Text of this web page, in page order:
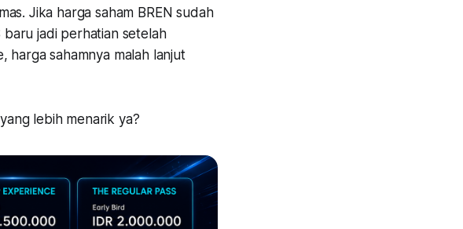
Jika harga saham BREN sudah
jadi perhatian setelah
harga sahamnya malah lanjut
lebih menarik ya?